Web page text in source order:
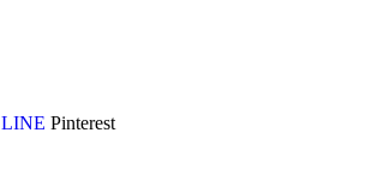
LINE Pinterest